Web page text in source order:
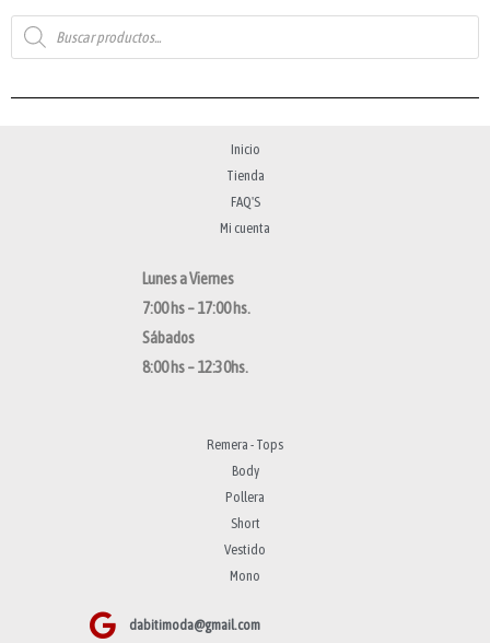
Búsqueda
de
productos
Inicio
Tienda
FAQ'S
Mi cuenta
Lunes a Viernes
7:00 hs – 17:00 hs.
Sábados
8:00 hs – 12:30hs.
Remera - Tops
Body
Pollera
Short
Vestido
Mono
dabitimoda@gmail.com